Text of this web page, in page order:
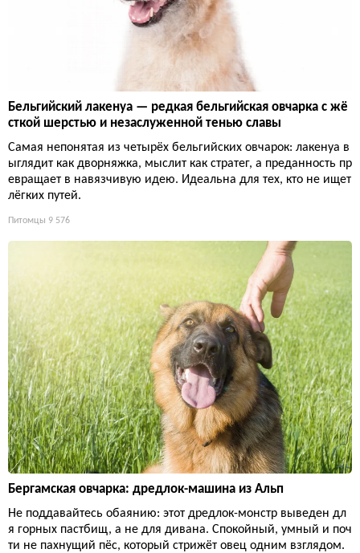
Бельгийский лакенуа — редкая бельгийская овчарка с жё
сткой шерстью и незаслуженной тенью славы
Самая непонятая из четырёх бельгийских овчарок: лакенуа в
ыглядит как дворняжка, мыслит как стратег, а преданность пр
евращает в навязчивую идею. Идеальна для тех, кто не ищет
лёгких путей.
Питомцы 9 576
Бергамская овчарка: дредлок-машина из Альп
Не поддавайтесь обаянию: этот дредлок-монстр выведен дл
я горных пастбищ, а не для дивана. Спокойный, умный и поч
ти не пахнущий пёс, который стрижёт овец одним взглядом.